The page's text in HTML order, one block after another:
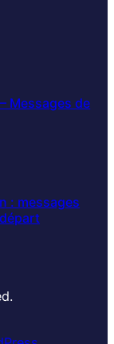
Messages de
: messages